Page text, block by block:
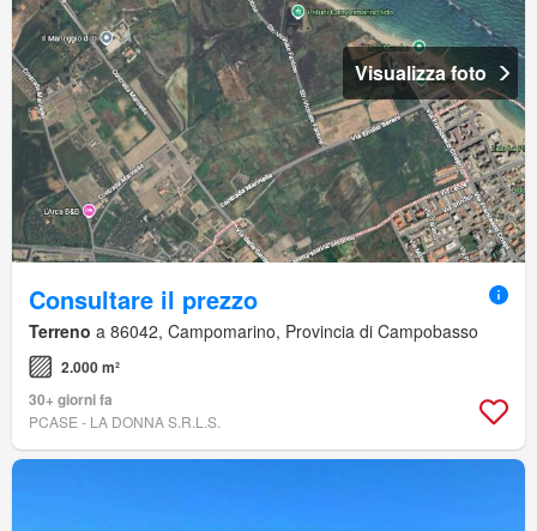
Visualizza foto
Consultare il prezzo
Terreno a 86042, Campomarino, Provincia di Campobasso
2.000 m²
30+ giorni fa
PCASE - LA DONNA S.R.L.S.